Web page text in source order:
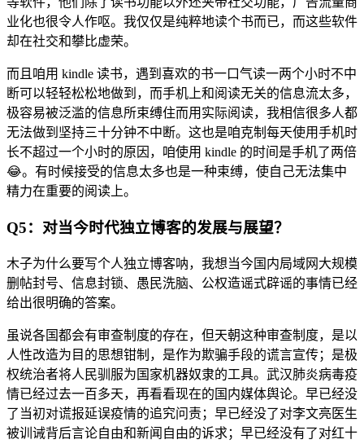
业化也很令人作呕。我仅仅是纯粹地读个书而已，而这些软件
却在社交和攀比虚荣。
而且咱用 kindle 读书，遇到喜欢的书一口气读一两个小时不中
断可以轻轻松松地做到，而手机上和阅读无关的信息流太多，
极容易被泛滥的信息所束缚住而用实际阅读，我相信很多人都
无法做到坚持三十分钟不中断。这也是咱克制每天使用手机时
长不超过一个小时的原因，咱使用 kindle 的时间是手机了两倍
😂。有时候接受的信息太多也是一种束缚，使自己无法集中
精力在重要的阅读上。
Q5：对当今时代独立博客的发展与展望？
木子为什么要写个人独立博客呐，我想当今国内局域网大规模
删帖封号、信息封锁、愚民洗脑、公权造谣式辟谣的事情已经
给出很明确的答案。
虽说各国都会有审查制度的存在，但天朝这种审查制度，是以
人性改造为目的思想钳制，是作为欺骗手段的谎言宣传；是极
权统治者将人民驯服为国家机器奴隶的工具。武汉肺炎病毒疫
情已经过去一百多天，再看看现在的国内媒体舆论。早已经没
了当初对谎报延误疫情的追究问责；早已经没了对李文亮医生
被训诫背后言论自由和新闻自由的诉求；早已经没有了对红十